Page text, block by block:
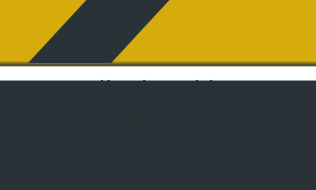
Keep in touch !